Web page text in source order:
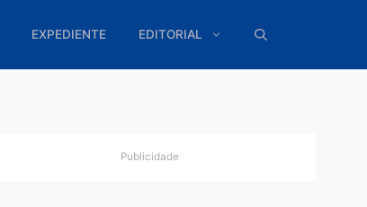
POLÍCIA EXPEDIENTE EDITORIAL